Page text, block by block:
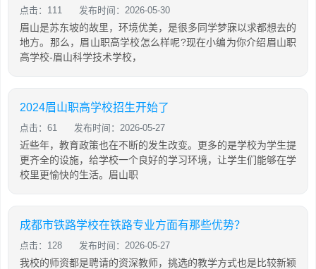
点击：111 发布时间：2026-05-30
眉山是苏东坡的故里，环境优美，是很多同学梦寐以求都想去的
地方。那么，眉山职高学校怎么样呢?现在小编为你介绍眉山职
高学校-眉山科学技术学校，
2024眉山职高学校招生开始了
点击：61 发布时间：2026-05-27
近些年，教育政策也在不断的发生改变。更多的是学校为学生提
更齐全的设施，给学校一个良好的学习环境，让学生们能够在学
校里更愉快的生活。眉山职
成都市铁路学校在铁路专业方面有那些优势？
点击：128 发布时间：2026-05-27
我校的师资都是聘请的资深教师，挑选的教学方式也是比较新颖